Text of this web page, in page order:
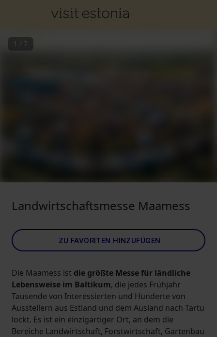
1 / 7
Landwirtschaftsmesse Maamess
ZU FAVORITEN HINZUFÜGEN
Die Maamess ist die größte Messe für ländliche
Lebensweise im Baltikum, die jedes Frühjahr
Tausende von Interessierten und Hunderte von
Ausstellern aus Estland und dem Ausland nach Tartu
lockt. Es ist ein einzigartiger Ort, an dem die
Bereiche Landwirtschaft, Forstwirtschaft, Gartenbau